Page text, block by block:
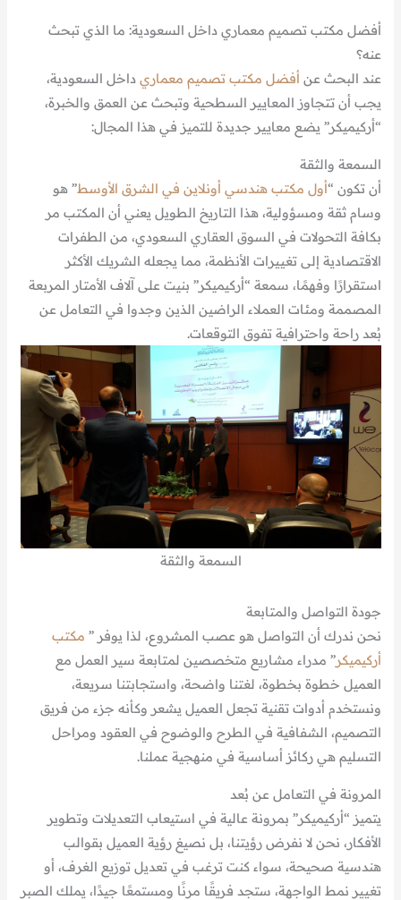
أفضل مكتب تصميم معماري داخل السعودية: ما الذي تبحث
عنه؟
عند البحث عن أفضل مكتب تصميم معماري داخل السعودية،
يجب أن تتجاوز المعايير السطحية وتبحث عن العمق والخبرة،
“أركيميكر” يضع معايير جديدة للتميز في هذا المجال:
السمعة والثقة
أن تكون “أول مكتب هندسي أونلاين في الشرق الأوسط” هو
وسام ثقة ومسؤولية، هذا التاريخ الطويل يعني أن المكتب مر
بكافة التحولات في السوق العقاري السعودي، من الطفرات
الاقتصادية إلى تغييرات الأنظمة، مما يجعله الشريك الأكثر
استقرارًا وفهمًا، سمعة “أركيميكر” بنيت على آلاف الأمتار المربعة
المصممة ومئات العملاء الراضين الذين وجدوا في التعامل عن
بُعد راحة واحترافية تفوق التوقعات.
السمعة والثقة
جودة التواصل والمتابعة
نحن ندرك أن التواصل هو عصب المشروع، لذا يوفر ” مكتب
أركيميكر” مدراء مشاريع متخصصين لمتابعة سير العمل مع
العميل خطوة بخطوة، لغتنا واضحة، واستجابتنا سريعة،
ونستخدم أدوات تقنية تجعل العميل يشعر وكأنه جزء من فريق
التصميم، الشفافية في الطرح والوضوح في العقود ومراحل
التسليم هي ركائز أساسية في منهجية عملنا.
المرونة في التعامل عن بُعد
يتميز “أركيميكر” بمرونة عالية في استيعاب التعديلات وتطوير
الأفكار، نحن لا نفرض رؤيتنا، بل نصيغ رؤية العميل بقوالب
هندسية صحيحة، سواء كنت ترغب في تعديل توزيع الغرف، أو
تغيير نمط الواجهة، ستجد فريقًا مرنًا ومستمعًا جيدًا، يملك الصبر